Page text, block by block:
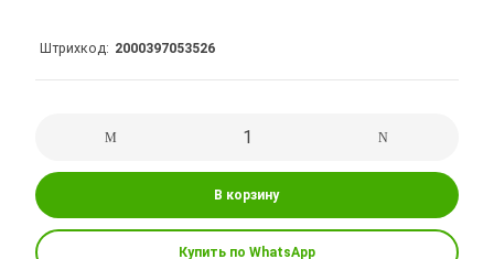
Штрихкод 2000397053526
В корзину
Купить по WhatsApp